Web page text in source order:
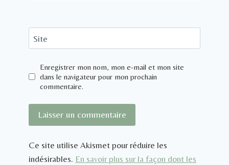
Site
Enregistrer mon nom, mon e-mail et mon site
dans le navigateur pour mon prochain
commentaire.
Ce site utilise Akismet pour réduire les
indésirables. En savoir plus sur la façon dont les